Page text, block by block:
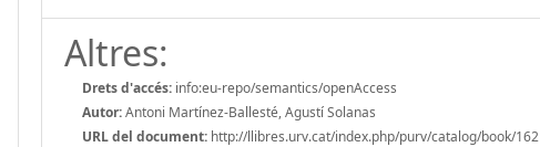
Altres:
Drets d'accés: info:eu-repo/semantics/openAccess
Autor:Antoni Martínez-Ballesté, Agustí Solanas
URL del document: http://llibres.urv.cat/index.php/purv/catalog/book/162